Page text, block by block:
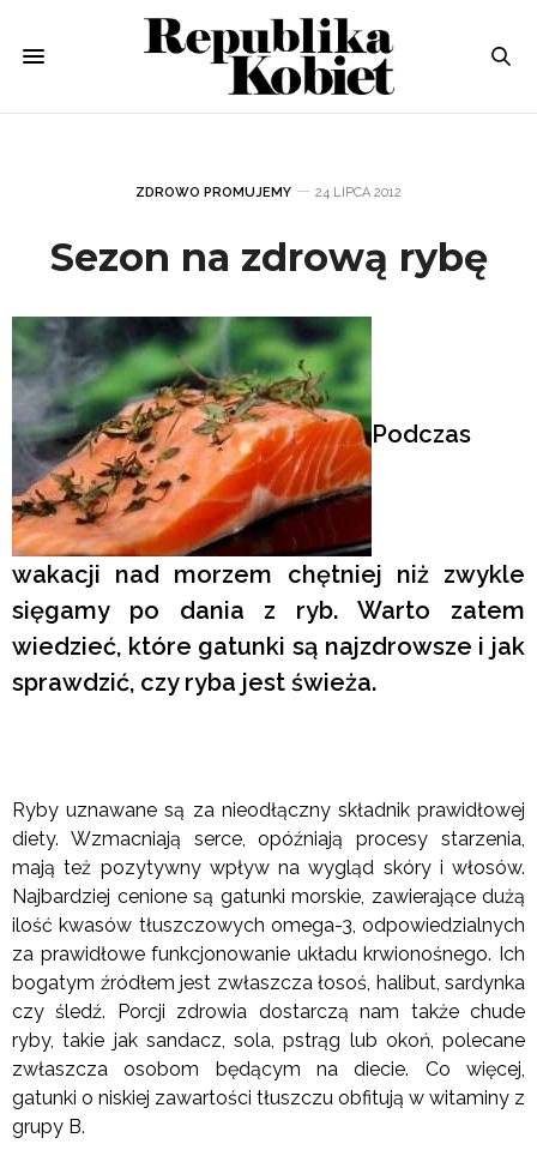
ZDROWO PROMUJEMY 24 LIPCA 2012
Sezon na zdrową rybę
Podczas
wakacji nad morzem chętniej niż zwykle
sięgamy po dania z ryb. Warto zatem
wiedzieć, które gatunki są najzdrowsze i jak
sprawdzić, czy ryba jest świeża.
Ryby uznawane są za nieodłączny składnik prawidłowej
diety. Wzmacniają serce, opóźniają procesy starzenia,
mają też pozytywny wpływ na wygląd skóry i włosów.
Najbardziej cenione są gatunki morskie, zawierające dużą
ilość kwasów tłuszczowych omega-3, odpowiedzialnych
za prawidłowe funkcjonowanie układu krwionośnego. Ich
bogatym źródłem jest zwłaszcza łosoś, halibut, sardynka
czy śledź. Porcji zdrowia dostarczą nam także chude
ryby, takie jak sandacz, sola, pstrąg lub okoń, polecane
zwłaszcza osobom będącym na diecie. Co więcej,
gatunki o niskiej zawartości tłuszczu obfitują w witaminy z
grupy B.